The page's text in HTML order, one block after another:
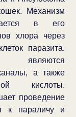
Механизм
в его
хлора через
паразита.
а также
кислоты.
проведение
к параличу и